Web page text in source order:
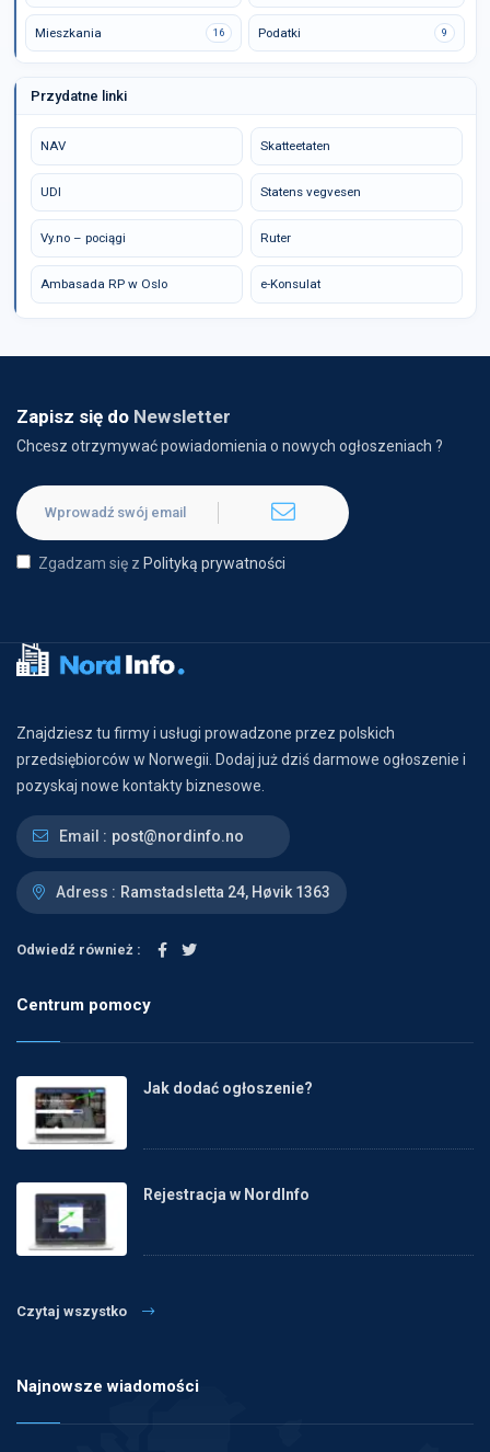
Mieszkania 16 Podatki 9
Przydatne linki
NAV Skatteetaten
UDI Statens vegvesen
Vy.no – pociągi Ruter
Ambasada RP w Oslo e-Konsulat
Zapisz się do Newsletter
Chcesz otrzymywać powiadomienia o nowych ogłoszeniach ?
Zgadzam się z Polityką prywatności
Znajdziesz tu firmy i usługi prowadzone przez polskich
przedsiębiorców w Norwegii. Dodaj już dziś darmowe ogłoszenie i
pozyskaj nowe kontakty biznesowe.
Email : post@nordinfo.no
Adress : Ramstadsletta 24, Høvik 1363
Odwiedź również :
Centrum pomocy
Jak dodać ogłoszenie?
Rejestracja w NordInfo
Czytaj wszystko
Najnowsze wiadomości